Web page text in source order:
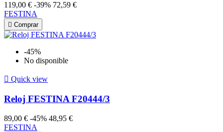
119,00 € -39% 72,59 €
FESTINA
 Comprar
-45%
No disponible
 Quick view
Reloj FESTINA F20444/3
89,00 € -45% 48,95 €
FESTINA